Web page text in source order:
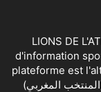
LIONS DE
d'information
plateforme est
(المنتخب المغربي) et de la Botola Pro avec un regard de